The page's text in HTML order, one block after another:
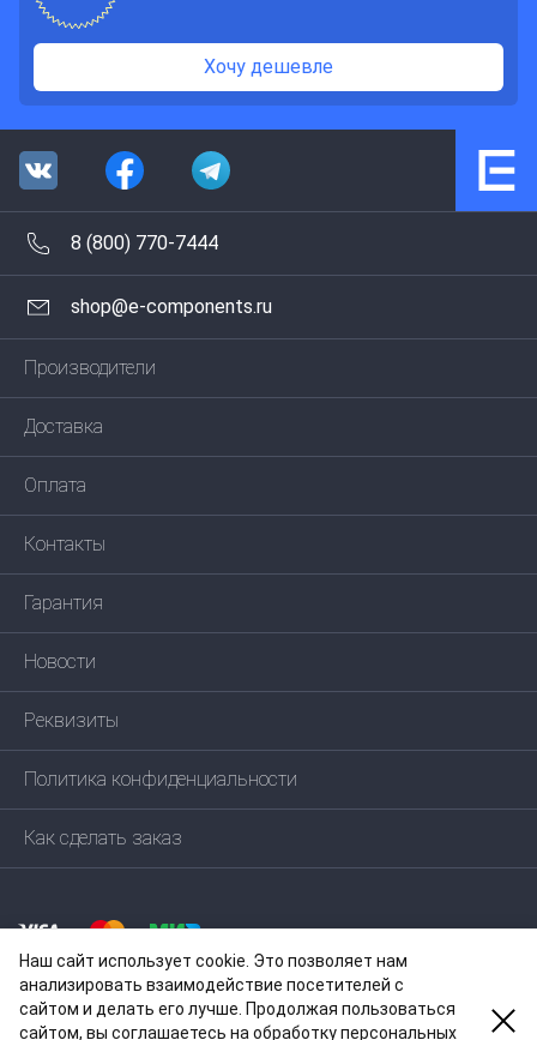
Наш сайт использует cookie. Это позволяет нам
анализировать взаимодействие посетителей с
сайтом и делать его лучше. Продолжая пользоваться
сайтом, вы соглашаетесь на обработку персональных
Хочу дешевле
8 (800) 770-7444
shop@e-components.ru
Производители
Доставка
Оплата
Контакты
Гарантия
Новости
Реквизиты
Политика конфиденциальности
Как сделать заказ